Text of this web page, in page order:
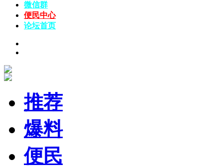
微信群
便民中心
论坛首页
推荐
爆料
便民